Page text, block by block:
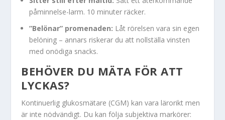
påminnelse-larm. 10 minuter räcker.
”Belönar” promenaden: Låt rörelsen vara sin egen
belöning – annars riskerar du att nollställa vinsten
med onödiga snacks.
BEHÖVER DU MÄTA FÖR ATT
LYCKAS?
Kontinuerlig glukosmätare (CGM) kan vara lärorikt men
är inte nödvändigt. Du kan följa subjektiva markörer: